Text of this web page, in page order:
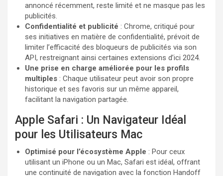
annoncé récemment, reste limité et ne masque pas les
publicités.
Confidentialité et publicité : Chrome, critiqué pour
ses initiatives en matière de confidentialité, prévoit de
limiter l’efficacité des bloqueurs de publicités via son
API, restreignant ainsi certaines extensions d’ici 2024.
Une prise en charge améliorée pour les profils
multiples : Chaque utilisateur peut avoir son propre
historique et ses favoris sur un même appareil,
facilitant la navigation partagée.
Apple Safari : Un Navigateur Idéal
pour les Utilisateurs Mac
Optimisé pour l’écosystème Apple : Pour ceux
utilisant un iPhone ou un Mac, Safari est idéal, offrant
une continuité de navigation avec la fonction Handoff